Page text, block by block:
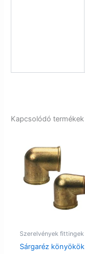
Kapcsolódó termékek
Szerelvények fittingek
Sárgaréz könyökök